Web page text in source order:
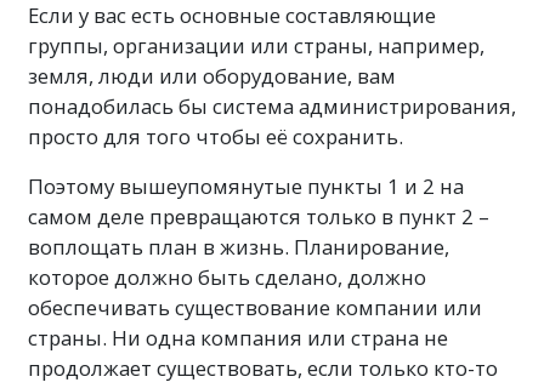
Если у вас есть основные составляющие
группы, организации или страны, например,
земля, люди или оборудование, вам
понадобилась бы система администрирования,
просто для того чтобы её сохранить.
Поэтому вышеупомянутые пункты 1 и 2 на
самом деле превращаются только в пункт 2 –
воплощать план в жизнь. Планирование,
которое должно быть сделано, должно
обеспечивать существование компании или
страны. Ни одна компания или страна не
продолжает существовать, если только кто-то